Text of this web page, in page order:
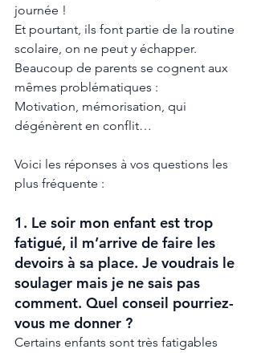
journée !
Et pourtant, ils font partie de la routine
scolaire, on ne peut y échapper.
Beaucoup de parents se cognent aux
mêmes problématiques :
Motivation, mémorisation, qui
dégénèrent en conflit…
Voici les réponses à vos questions les
plus fréquente :
1. Le soir mon enfant est trop
fatigué, il m’arrive de faire les
devoirs à sa place. Je voudrais le
soulager mais je ne sais pas
comment. Quel conseil pourriez-
vous me donner ?
Certains enfants sont très fatigables